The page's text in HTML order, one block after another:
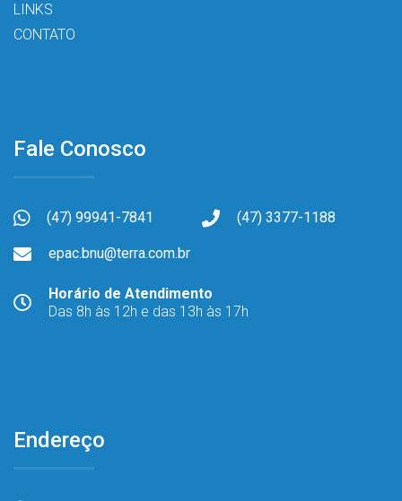
LINKS
CONTATO
Fale Conosco
(47) 99941-7841 (47) 3377-1188
epac.bnu@terra.com.br
Horário de Atendimento
Das 8h às 12h e das 13h às 17h
Endereço